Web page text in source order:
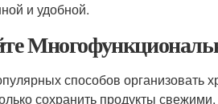
и удобной.
способов организовать
сохранить продукты